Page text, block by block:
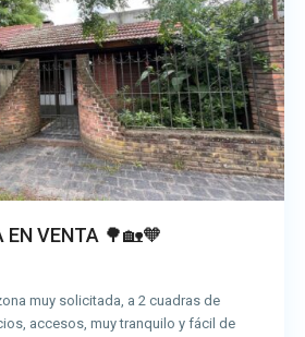
EN VENTA 🌳🏡🧡
muy solicitada, a 2 cuadras de
accesos, muy tranquilo y fácil de